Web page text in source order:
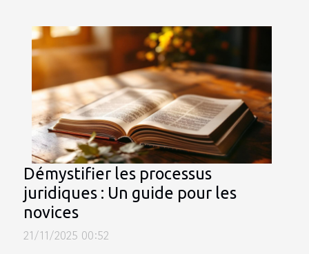
Démystifier les processus
juridiques : Un guide pour les
novices
21/11/2025 00:52